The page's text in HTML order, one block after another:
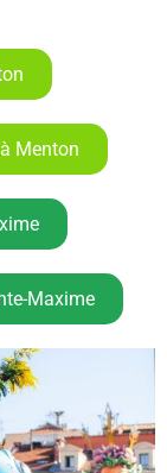
Menton
Maxime